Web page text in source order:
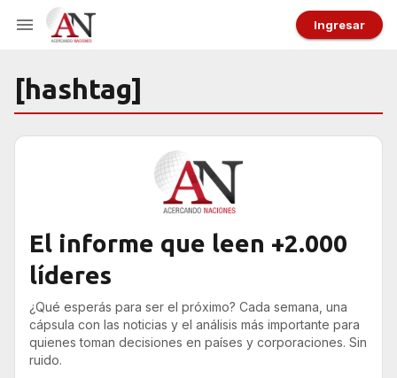
Ingresar
[hashtag]
El informe que leen +2.000
líderes
¿Qué esperás para ser el próximo? Cada semana, una
cápsula con las noticias y el análisis más importante para
quienes toman decisiones en países y corporaciones. Sin
ruido.